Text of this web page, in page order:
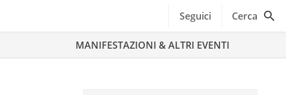
Seguici Cerca
MANIFESTAZIONI & ALTRI EVENTI